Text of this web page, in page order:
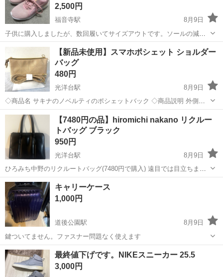
2,500円
福音寺駅
8月9日
子供に購入しましたが、数回履いてサイズアウトです。ソールの減り
もなく、キレイな状態です。 23センチです。
愛媛 松山市 福音寺駅
【新品未使用】スマホポシェット ショルダー
バッグ
480円
光洋台駅
8月9日
◇商品名 サキナのノベルティのポシェットバック ◇商品説明 外側に
ファスナー付きポケットと内側に3つポケットがあります。 スマホ、
小さめの財布、ハンカチ、リップなどメイク用品が入り収納力は抜群
です！ ◇サイズ（素人採寸の...
愛媛 松山市 光洋台駅 バッグ
【7480円の品】hiromichi nakano リクルー
トバッグ ブラック
950円
光洋台駅
8月9日
ひろみち中野のリクルートバッグ(7480円で購入) 遠目では目立ちませ
んが、擦り傷あり(画像3枚目) 他は破れもなく、美品です。 【サイ
ズ】 横37.5cm 縦28cm ...
愛媛 松山市 光洋台駅
キャリーケース
1,000円
道後公園駅
8月9日
鍵ついてません。ファスナー問題なく使えます
愛媛 松山市 道後公園駅
最終値下げです。NIKEスニーカー 25.5
3,000円